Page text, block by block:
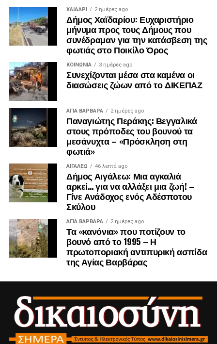
ΧΑΪΔΑΡΙ 2 ημέρες ago
Δήμος Χαϊδαρίου: Ευχαριστήριο
μήνυμα προς τους Δήμους που
συνέδραμαν για την κατάσβεση της
φωτιάς στο Ποικίλο Όρος
ΚΟΙΝΩΝΊΑ 3 ημέρες ago
Συνεχίζονται μέσα στα καμένα οι
διασώσεις ζώων από το ΔΙΚΕΠΑΖ
ΑΓΙΑ ΒΑΡΒΑΡΑ 2 ημέρες ago
Παναγιώτης Περάκης: Βεγγαλικά
στους πρόποδες του βουνού τα
μεσάνυχτα – «Πρόσκληση στη
φωτιά»
ΑΙΓΑΛΕΩ 46 λεπτά ago
Δήμος Αιγάλεω: Μια αγκαλιά
αρκεί… για να αλλάξει μια ζωή! –
Γίνε Ανάδοχος ενός Αδέσποτου
Σκύλου
ΑΓΙΑ ΒΑΡΒΑΡΑ 2 ημέρες ago
Τα «κανόνια» που ποτίζουν το
βουνό από το 1995 – Η
πρωτοποριακή αντιπυρική ασπίδα
της Αγίας Βαρβάρας